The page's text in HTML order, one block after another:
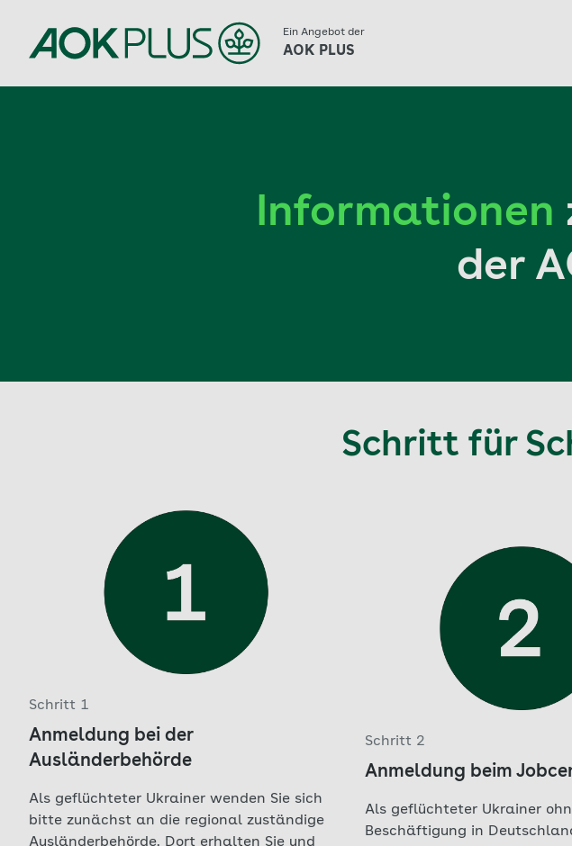
Zum
Hauptinhalt
Ein Angebot der
AOK PLUS
Informationen
der
Schritt für
Aktuell auf Seite: 1
Schritt 1
Anmeldung bei der
Ausländerbehörde
Als geflüchteter Ukrainer wenden Sie sich
bitte zunächst an die regional zuständige
Ausländerbehörde. Dort erhalten Sie und
Schritt 2
Anmeldung beim
Als geflüchteter Ukrainer
Beschäftigung in